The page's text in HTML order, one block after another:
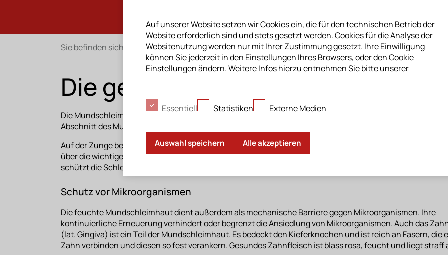
Auf unserer Website setzen wir Cookies ein, die für den technischen Betrieb der
Website erforderlich sind und stets gesetzt werden. Cookies für die Analyse der
Websitenutzung werden nur mit Ihrer Zustimmung gesetzt. Ihre Einwilligung
können Sie jederzeit in den Einstellungen Ihres Browsers, oder den Cookie
Einstellungen ändern. Weitere Infos hierzu entnehmen Sie bitte unserer
Essentiell Statistiken Externe Medien
Auswahl speichern Alle akzeptieren
Sie befinden sich hier Chlorhexamed/Wissenswertes/Die gesunde Mundschleimhaut
Die gesunde Mundschleimhaut
Die Mundschleimhaut kleidet unsere gesamte Mundhöhle aus. Sie ist ein faszinierendes Multitalent. Je
Abschnitt des Mundes ist sie perfekt auf die jeweiligen Anforderungen angepasst.
Auf der Zunge bettet die Mundschleimhaut beispielsweise die Geschmackspapillen ein. Darüber hinaus
über die wichtigen Speicheldrüsen, die sie mit einem dünnen, schützenden Film überziehen, dem Speichel.
schützt die Schleimhaut vor schädlichen Einflüssen und ist darüber hinaus an der Verdauung beteiligt.
Schutz vor Mikroorganismen
Die feuchte Mundschleimhaut dient außerdem als mechanische Barriere gegen Mikroorganismen. Ihre
kontinuierliche Erneuerung verhindert oder begrenzt die Ansiedlung von Mikroorganismen. Auch das
(lat. Gingiva) ist ein Teil der Mundschleimhaut. Es bedeckt den Kieferknochen und ist reich an Fasern, die
Zahn verbinden und diesen so fest verankern. Gesundes Zahnfleisch ist blass rosa, feucht und liegt straff